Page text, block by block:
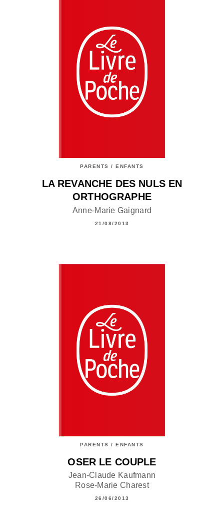
PARENTS / ENFANTS
LA REVANCHE DES NULS EN
ORTHOGRAPHE
Anne-Marie Gaignard
21/08/2013
PARENTS / ENFANTS
OSER LE COUPLE
Jean-Claude Kaufmann
Rose-Marie Charest
26/06/2013